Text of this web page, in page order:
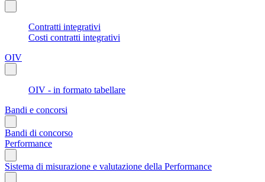
Contratti integrativi
Costi contratti integrativi
OIV
OIV - in formato tabellare
Bandi e concorsi
Bandi di concorso
Performance
Sistema di misurazione e valutazione della Performance